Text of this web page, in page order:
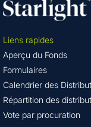
Liens rapides
Aperçu du Fonds
Formulaires
Calendrier des
Répartition des
Vote par procuration